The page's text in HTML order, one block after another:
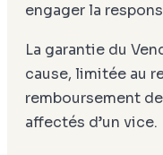
engager la
La garantie du
cause, limitée au
remboursement
affectés d’un vice.